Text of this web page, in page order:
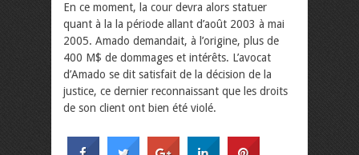
En ce moment, la cour devra alors statuer
quant à la la période allant d’août 2003 à mai
2005. Amado demandait, à l’origine, plus de
400 M$ de dommages et intérêts. L’avocat
d’Amado se dit satisfait de la décision de la
justice, ce dernier reconnaissant que les droits
de son client ont bien été violé.